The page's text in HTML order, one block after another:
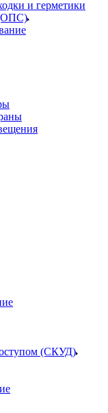
и герметики
(ОПС)
(СКУД)